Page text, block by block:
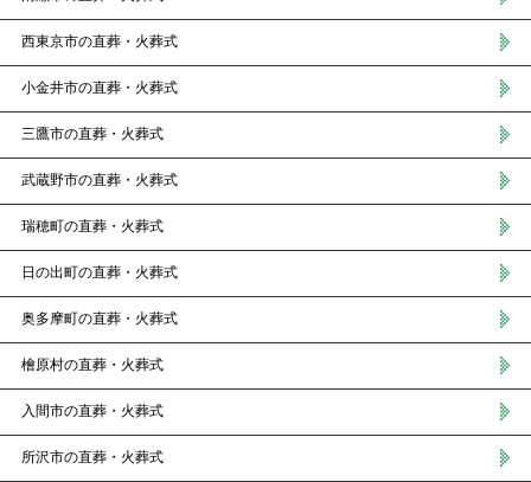
西東京市の直葬・火葬式
小金井市の直葬・火葬式
三鷹市の直葬・火葬式
武蔵野市の直葬・火葬式
瑞穂町の直葬・火葬式
日の出町の直葬・火葬式
奥多摩町の直葬・火葬式
檜原村の直葬・火葬式
入間市の直葬・火葬式
所沢市の直葬・火葬式